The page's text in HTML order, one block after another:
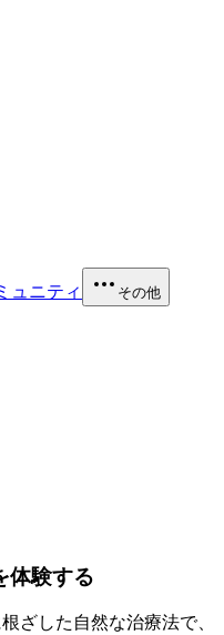
ュニティ その他
体験する
ざした自然な治療法で、